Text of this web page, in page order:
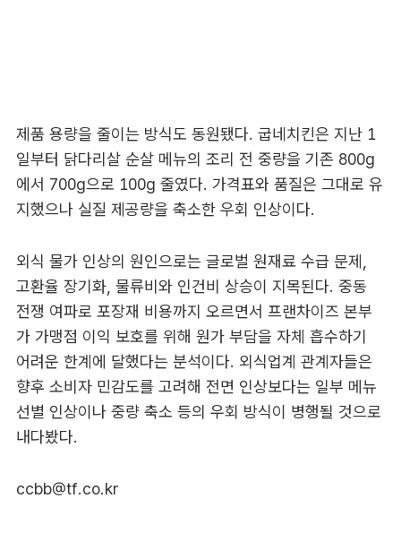
제품 용량을 줄이는 방식도 동원됐다. 굽네치킨은 지난 1
일부터 닭다리살 순살 메뉴의 조리 전 중량을 기존 800g
에서 700g으로 100g 줄였다. 가격표와 품질은 그대로 유
지했으나 실질 제공량을 축소한 우회 인상이다.
외식 물가 인상의 원인으로는 글로벌 원재료 수급 문제,
고환율 장기화, 물류비와 인건비 상승이 지목된다. 중동
전쟁 여파로 포장재 비용까지 오르면서 프랜차이즈 본부
가 가맹점 이익 보호를 위해 원가 부담을 자체 흡수하기
어려운 한계에 달했다는 분석이다. 외식업계 관계자들은
향후 소비자 민감도를 고려해 전면 인상보다는 일부 메뉴
선별 인상이나 중량 축소 등의 우회 방식이 병행될 것으로
내다봤다.
ccbb@tf.co.kr